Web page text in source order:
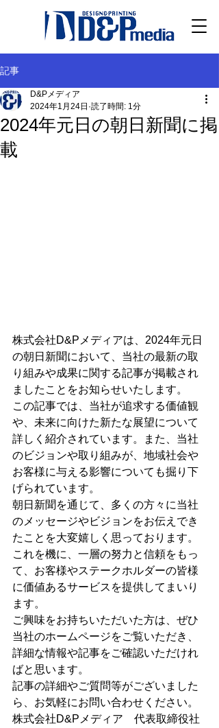
記事
2024年元日の朝日新聞に掲
載
D&Pメディア
2024年1月24日 読了時間: 1分
株式会社D&Pメディアは、2024年元日
の朝日新聞において、当社の最新の取
り組みや成果に関する記事が掲載され
ましたことをお知らせいたします。
この記事では、当社が追求する価値観
や、未来に向けた新たな展望について
詳しく紹介されています。また、当社
のビジョンや取り組みが、地域社会や
お客様に与える影響についても掘り下
げられています。
朝日新聞を通じて、多くの方々に当社
のメッセージやビジョンをお伝えでき
たことを大変嬉しく思っております。
これを機に、一層の努力と信頼をもっ
て、お客様やステークホルダーの皆様
に価値あるサービスを提供してまいり
ます。
ご興味をお持ちいただいた方は、ぜひ
当社のホームページをご覧いただき、
詳細な情報や記事をご確認いただけれ
ばと思います。
記事の詳細やご質問等がございました
ら、お気軽にお問い合わせください。
株式会社D&Pメディア　代表取締役社